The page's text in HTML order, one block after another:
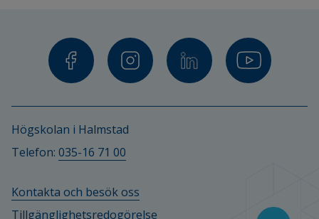
Högskolan i Halmstad
Telefon: 035-16 71 00
Kontakta och besök oss
Tillgänglighetsredogörelse